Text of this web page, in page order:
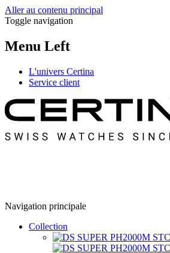
Aller au contenu principal
Toggle navigation
Menu Left
L'univers Certina
Service client
Navigation principale
Collection